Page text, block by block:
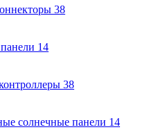
38
14
38
солнечные панели 14